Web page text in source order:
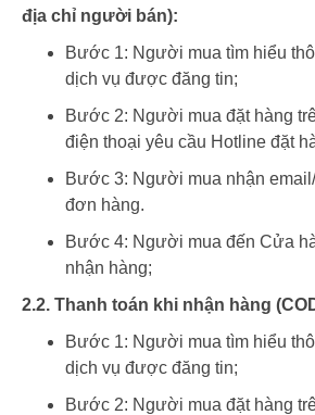
địa chỉ người bán):
Bước 1: Người mua tìm hiểu
dịch vụ được đăng tin;
Bước 2: Người mua đặt hàng
điện thoại yêu cầu Hotline đặt
Bước 3: Người mua nhận
đơn hàng.
Bước 4: Người mua đến Cửa
nhận hàng;
2.2. Thanh toán khi nhận hàng
Bước 1: Người mua tìm hiểu
dịch vụ được đăng tin;
Bước 2: Người mua đặt hàng